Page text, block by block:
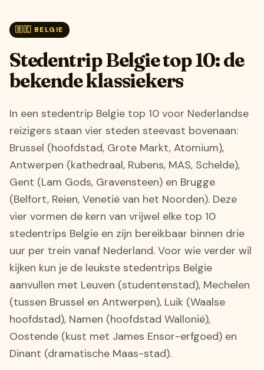
🇧🇪 BELGIE
Stedentrip Belgie top 10: de
bekende klassiekers
In een stedentrip Belgie top 10 voor Nederlandse
reizigers staan vier steden steevast bovenaan:
Brussel (hoofdstad, Grote Markt, Atomium),
Antwerpen (kathedraal, Rubens, MAS, Schelde),
Gent (Lam Gods, Gravensteen) en Brugge
(Belfort, Reien, Venetië van het Noorden). Deze
vier vormen de kern van vrijwel elke top 10
stedentrips Belgie en zijn bereikbaar binnen drie
uur per trein vanaf Nederland. Voor wie verder wil
kijken kun je de leukste stedentrips Belgie
aanvullen met Leuven (studentenstad), Mechelen
(tussen Brussel en Antwerpen), Luik (Waalse
hoofdstad), Namen (hoofdstad Wallonië),
Oostende (kust met James Ensor-erfgoed) en
Dinant (dramatische Maas-stad).